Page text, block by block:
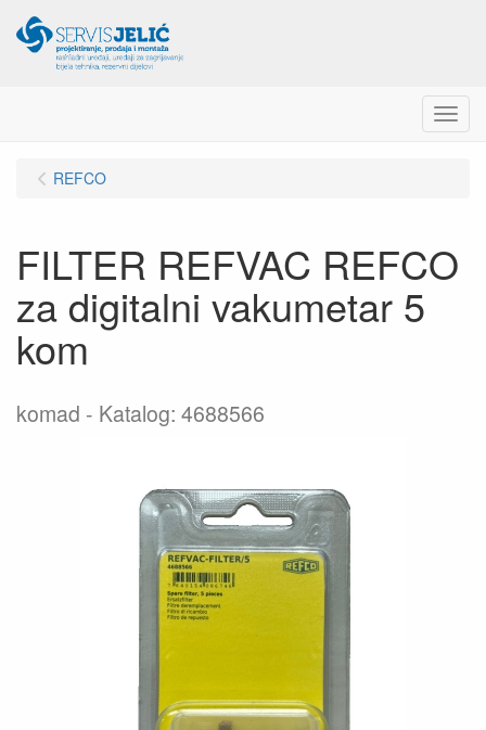
Menu
REFCO
FILTER REFVAC REFCO
za digitalni vakumetar 5
kom
komad Katalog: 4688566